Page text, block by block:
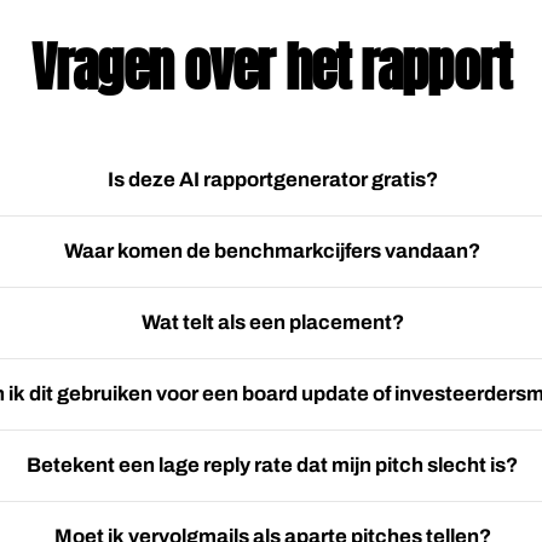
Vragen over het rapport
Is deze AI rapportgenerator gratis?
Waar komen de benchmarkcijfers vandaan?
Wat telt als een placement?
ik dit gebruiken voor een board update of
Betekent een lage reply rate dat mijn pitch slecht is?
Moet ik vervolgmails als aparte pitches tellen?